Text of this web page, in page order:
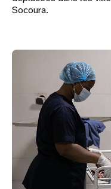
Socoura.